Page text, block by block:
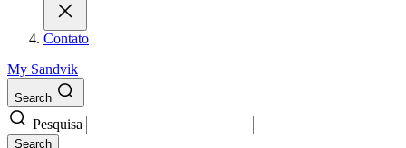
Contato
My Sandvik
Search
Pesquisa
Search